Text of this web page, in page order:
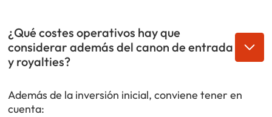
¿Qué costes operativos hay que
considerar además del canon de entrada
y royalties?
Además de la inversión inicial, conviene tener en
cuenta: